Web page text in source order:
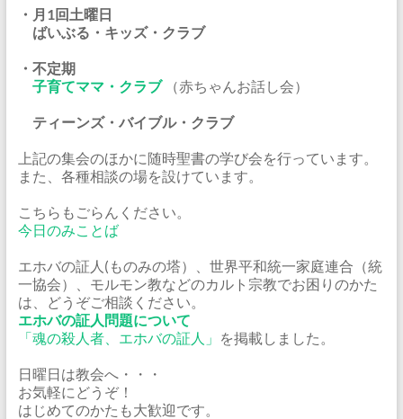
・月1回土曜日
ばいぶる・キッズ・クラブ
・不定期
子育てママ・クラブ（赤ちゃんお話し会）
ティーンズ・バイブル・クラブ
上記の集会のほかに随時聖書の学び会を行っています。
また、各種相談の場を設けています。
こちらもごらんください。
今日のみことば
エホバの証人(ものみの塔）、世界平和統一家庭連合（統
一協会）、モルモン教などのカルト宗教でお困りのかた
は、どうぞご相談ください。
エホバの証人問題について
「魂の殺人者、エホバの証人」 を掲載しました。
日曜日は教会へ・・・
お気軽にどうぞ！
はじめてのかたも大歓迎です。